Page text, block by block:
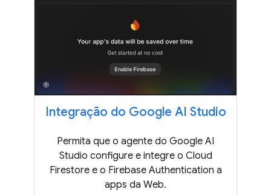
Integração do Google AI Studio
Permita que o agente do Google AI
Studio configure e integre o Cloud
Firestore e o Firebase Authentication a
apps da Web.